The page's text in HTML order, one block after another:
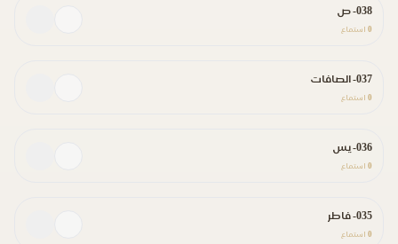
038- ص
0 استماع
037- الصافات
0 استماع
036- يس
0 استماع
035- فاطر
0 استماع